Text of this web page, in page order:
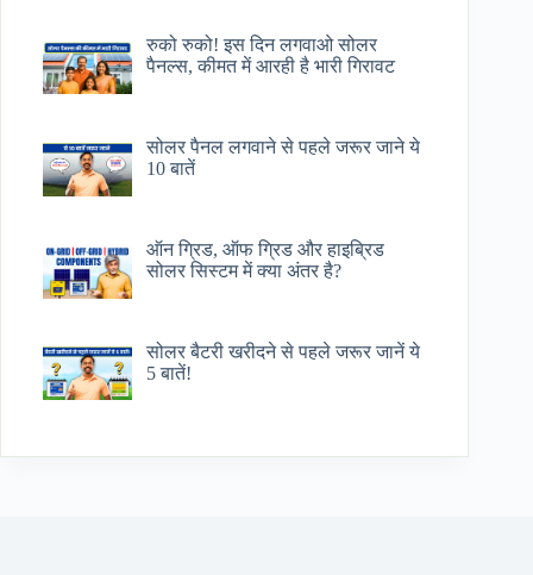
रुको रुको! इस दिन लगवाओ सोलर
पैनल्स, कीमत में आरही है भारी गिरावट
सोलर पैनल लगवाने से पहले जरूर जाने ये
10 बातें
ऑन ग्रिड, ऑफ ग्रिड और हाइब्रिड
सोलर सिस्टम में क्या अंतर है?
सोलर बैटरी खरीदने से पहले जरूर जानें ये
5 बातें!